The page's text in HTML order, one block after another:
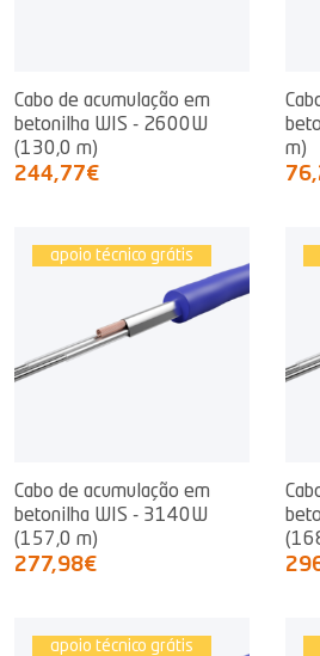
Cabo de acumulação em
betonilha WIS - 2600W
(130,0 m)
244,77€
m)
apoio técnico grátis
Cabo de acumulação em
betonilha WIS - 3140W
(157,0 m)
277,98€
apoio técnico grátis